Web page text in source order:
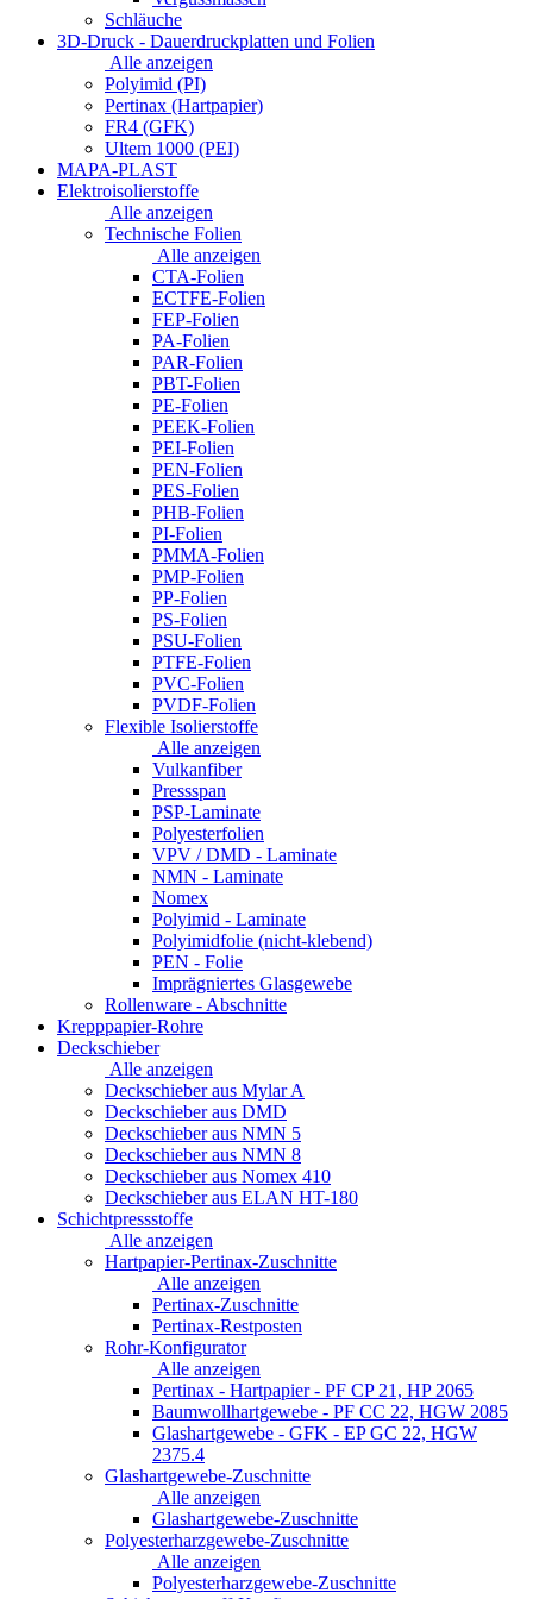
Schläuche
3D-Druck - Dauerdruckplatten und Folien
Alle anzeigen
Polyimid (PI)
Pertinax (Hartpapier)
FR4 (GFK)
Ultem 1000 (PEI)
MAPA-PLAST
Elektroisolierstoffe
Alle anzeigen
Technische Folien
Alle anzeigen
CTA-Folien
ECTFE-Folien
FEP-Folien
PA-Folien
PAR-Folien
PBT-Folien
PE-Folien
PEEK-Folien
PEI-Folien
PEN-Folien
PES-Folien
PHB-Folien
PI-Folien
PMMA-Folien
PMP-Folien
PP-Folien
PS-Folien
PSU-Folien
PTFE-Folien
PVC-Folien
PVDF-Folien
Flexible Isolierstoffe
Alle anzeigen
Vulkanfiber
Pressspan
PSP-Laminate
Polyesterfolien
VPV / DMD - Laminate
NMN - Laminate
Nomex
Polyimid - Laminate
Polyimidfolie (nicht-klebend)
PEN - Folie
Imprägniertes Glasgewebe
Rollenware - Abschnitte
Krepppapier-Rohre
Deckschieber
Alle anzeigen
Deckschieber aus Mylar A
Deckschieber aus DMD
Deckschieber aus NMN 5
Deckschieber aus NMN 8
Deckschieber aus Nomex 410
Deckschieber aus ELAN HT-180
Schichtpressstoffe
Alle anzeigen
Hartpapier-Pertinax-Zuschnitte
Alle anzeigen
Pertinax-Zuschnitte
Pertinax-Restposten
Rohr-Konfigurator
Alle anzeigen
Pertinax - Hartpapier - PF CP 21, HP 2065
Baumwollhartgewebe - PF CC 22, HGW 2085
Glashartgewebe - GFK - EP GC 22, HGW
2375.4
Glashartgewebe-Zuschnitte
Alle anzeigen
Glashartgewebe-Zuschnitte
Polyesterharzgewebe-Zuschnitte
Alle anzeigen
Polyesterharzgewebe-Zuschnitte